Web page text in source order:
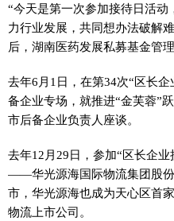
“今天是第一次参加接待日活
力行业发展，共同想办法破解
后，湖南医药发展私募基金管
去年6月1日，在第34次“区长
备企业专场，就推进“金芙蓉”
市后备企业负责人座谈。
去年12月29日，参加“区长企
——华光源海国际物流集团股
市，华光源海也成为天心区首
物流上市公司。